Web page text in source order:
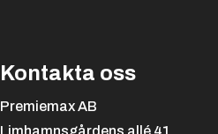
Kontakta oss
Premiemax AB
Limhamnsgårdens allé 41